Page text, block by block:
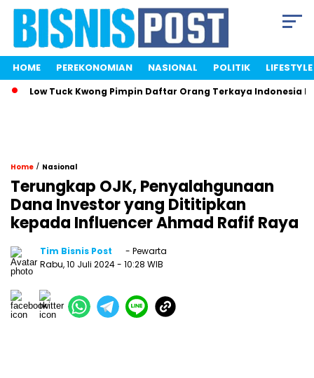
HOME PEREKONOMIAN NASIONAL POLITIK LIFESTYLE
Low Tuck Kwong Pimpin Daftar Orang Terkaya Indonesia Berkat
Home / Nasional
Terungkap OJK, Penyalahgunaan
Dana Investor yang Dititipkan
kepada Influencer Ahmad Rafif Raya
Tim Bisnis Post
- Pewarta
Rabu, 10 Juli 2024- 10:28 WIB